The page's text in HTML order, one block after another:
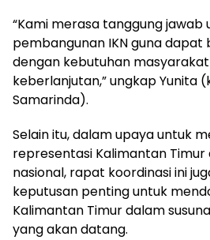
“Kami merasa tanggung jawab
pembangunan IKN guna dapat
dengan kebutuhan
keberlanjutan,” ungkap Yunita
Samarinda).
Selain itu, dalam upaya untuk
representasi Kalimantan
nasional, rapat koordinasi ini
keputusan penting untuk
Kalimantan Timur dalam
yang akan datang.